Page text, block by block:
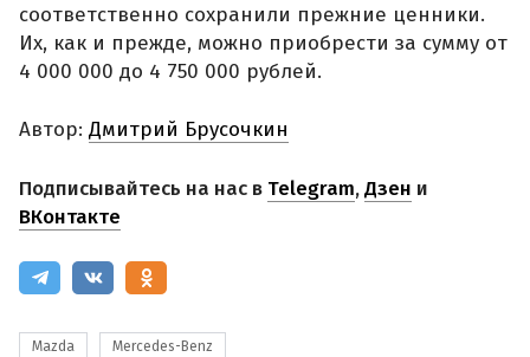
соответственно сохранили прежние ценники.
Их, как и прежде, можно приобрести за сумму от
4 000 000 до 4 750 000 рублей.
Автор: Дмитрий Брусочкин
Подписывайтесь на нас в Telegram,Дзен и
ВКонтакте
Mazda Mercedes-Benz